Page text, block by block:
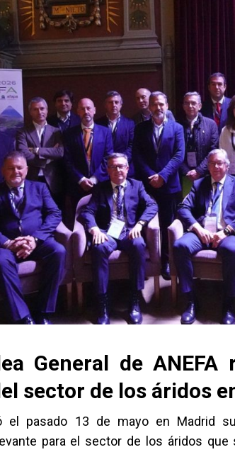
General de
sector de los áridos
el pasado 13 de mayo en Madrid
para el sector de los áridos